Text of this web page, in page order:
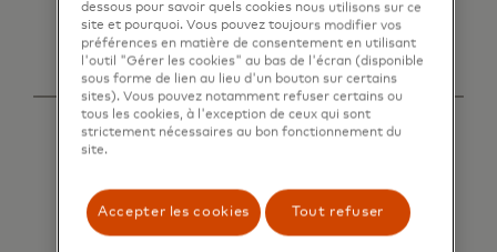
dessous pour savoir quels cookies nous utilisons sur ce
site et pourquoi. Vous pouvez toujours modifier vos
préférences en matière de consentement en utilisant
l'outil "Gérer les cookies" au bas de l'écran (disponible
sous forme de lien au lieu d'un bouton sur certains
sites). Vous pouvez notamment refuser certains ou
tous les cookies, à l'exception de ceux qui sont
strictement nécessaires au bon fonctionnement du
site.
Accepter les cookies Tout refuser